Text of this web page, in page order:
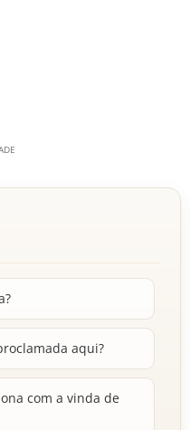
aqui?
com a vinda de